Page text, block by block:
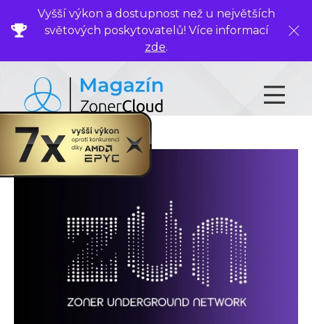
Vyšší výkon a dostupnost než u největších
světových poskytovatelů! Více informací
zde.